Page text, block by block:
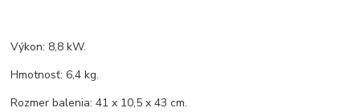
Výkon: 8,8 kW.
Hmotnosť: 6,4 kg.
Rozmer balenia: 41 x 10,5 x 43 cm.